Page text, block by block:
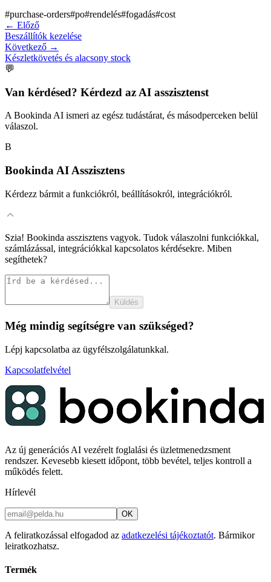
#purchase-orders#po#rendelés#fogadás#cost
← Előző
Beszállítók kezelése
Következő →
Készletkövetés és alacsony stock
💬
Van kérdésed? Kérdezd az AI asszisztenst
A Bookinda AI ismeri az egész tudástárat, és másodperceken belül
válaszol.
B
Bookinda AI Asszisztens
Kérdezz bármit a funkciókról, beállításokról, integrációkról.
Szia! Bookinda asszisztens vagyok. Tudok válaszolni funkciókkal,
számlázással, integrációkkal kapcsolatos kérdésekre. Miben
segíthetek?
Küldés
Még mindig segítségre van szükséged?
Lépj kapcsolatba az ügyfélszolgálatunkkal.
Kapcsolatfelvétel
Az új generációs AI vezérelt foglalási és üzletmenedzsment
rendszer. Kevesebb kiesett időpont, több bevétel, teljes kontroll a
működés felett.
Hírlevél
OK
A feliratkozással elfogadod az adatkezelési tájékoztatót. Bármikor
leiratkozhatsz.
Termék